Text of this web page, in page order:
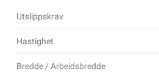
Utslippskrav
Hastighet
Bredde / Arbeidsbredde